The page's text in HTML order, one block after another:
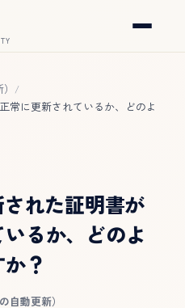
/
常に更新されているか、どのよ
れた証明書が
るか、どのよ
？
自動更新）